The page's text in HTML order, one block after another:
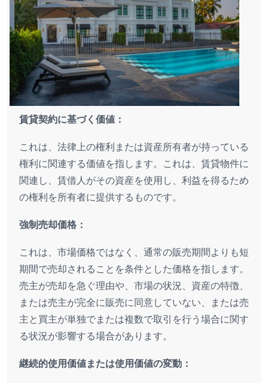
賃貸契約に基づく価値：
これは、法律上の権利または資産所有者が持っている
権利に関連する価値を指します。これは、賃貸物件に
関連し、賃借人がその資産を使用し、利益を得るため
の権利を所有者に提供するものです。
強制売却価格：
これは、市場価格ではなく、通常の販売期間よりも短
期間で売却されることを条件とした価格を指します。
売主が売却を急ぐ理由や、市場の状況、資産の特徴、
または売主が完全に販売に同意していない、または売
主と買主が単独でまたは複数で取引を行う場合に関す
る状況が影響する場合があります。
継続的使用価値または使用価値の変動：